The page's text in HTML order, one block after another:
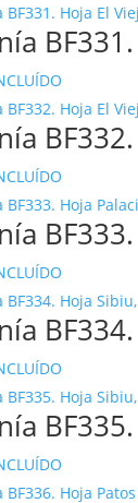
precio
actual